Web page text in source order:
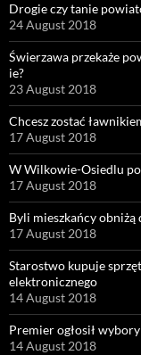
Drogie czy tanie
24 August 2018
Świerzawa przekaże
ie?
23 August 2018
Chcesz zostać
17 August 2018
W Wilkowie-Osiedlu
17 August 2018
Byli mieszkańcy
17 August 2018
Starostwo kupuje
elektronicznego
14 August 2018
Premier ogłosił
14 August 2018